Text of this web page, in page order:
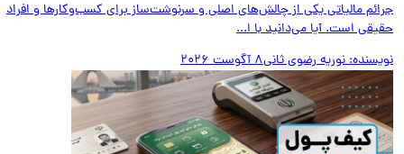
مالیاتی یکی از چالش‌های اصلی و سرنوشت‌ساز برای کسب‌وکارها و افراد
است. آیا می‌دانید با ا...
نوریه رضوی ثانی8 آگوست 2026